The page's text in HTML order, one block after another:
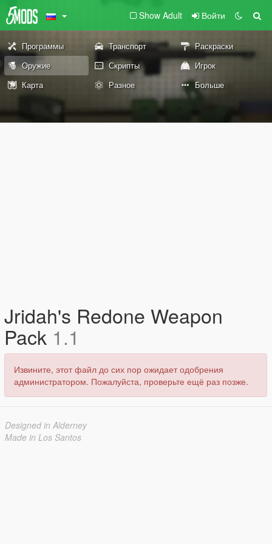
Show Adult Войти
Программы Транспорт
Раскраски
Оружие
Скрипты
Игрок
Карта
Разное Больше
Jridah's Redone Weapon
Pack 1.1
Извините, этот файл до сих пор ожидает одобрения
администратором. Пожалуйста, проверьте ещё раз позже.
Designed in Alderney
Made in Los Santos